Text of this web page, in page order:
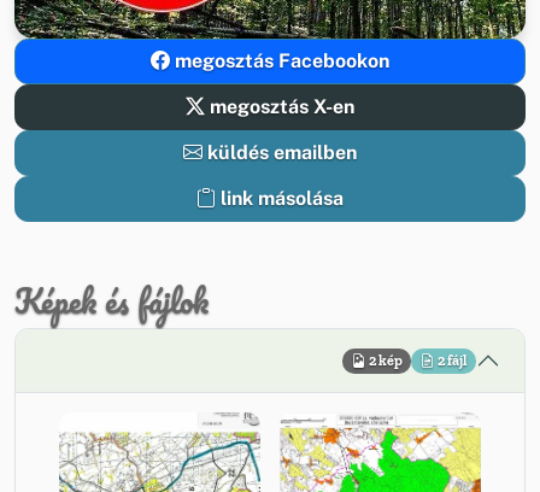
megosztás Facebookon
megosztás X-en
küldés emailben
link másolása
Képek és fájlok
2 kép 2 fájl